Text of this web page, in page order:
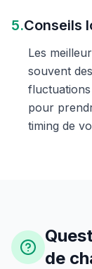
5.Conseils
Les
souvent
pour
timing de
de